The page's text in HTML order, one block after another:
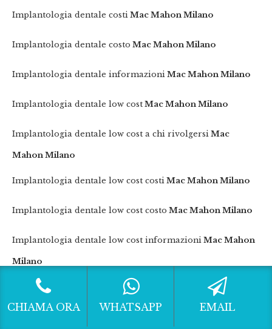
Implantologia dentale costi Mac Mahon Milano
Implantologia dentale costo Mac Mahon Milano
Implantologia dentale informazioni Mac Mahon Milano
Implantologia dentale low cost Mac Mahon Milano
Implantologia dentale low cost a chi rivolgersi Mac
Mahon Milano
Implantologia dentale low cost costi Mac Mahon Milano
Implantologia dentale low cost costo Mac Mahon Milano
Implantologia dentale low cost informazioni Mac Mahon
Milano
Implantologia dentale low cost migliore Mac Mahon
Milano
CHIAMA ORA WHATSAPP EMAIL